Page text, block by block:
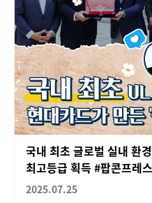
국내 최초 글로벌 실내 환
최고등급 획득 #팝콘프레스
2025.07.25